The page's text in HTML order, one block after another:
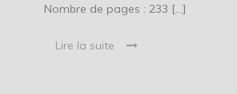
Nombre de pages : 233 […]
Lire la suite